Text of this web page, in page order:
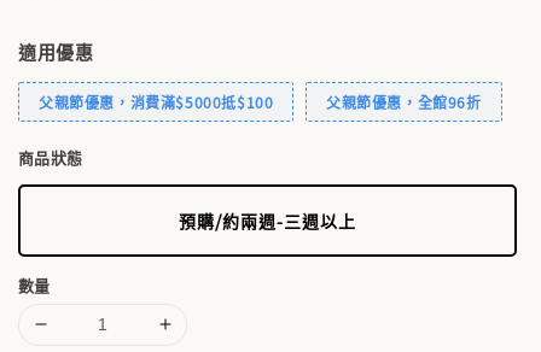
適用優惠
父親節優惠，消費滿$5000抵$100 父親節優惠，全館96折
商品狀態
預購/約兩週-三週以上
數量